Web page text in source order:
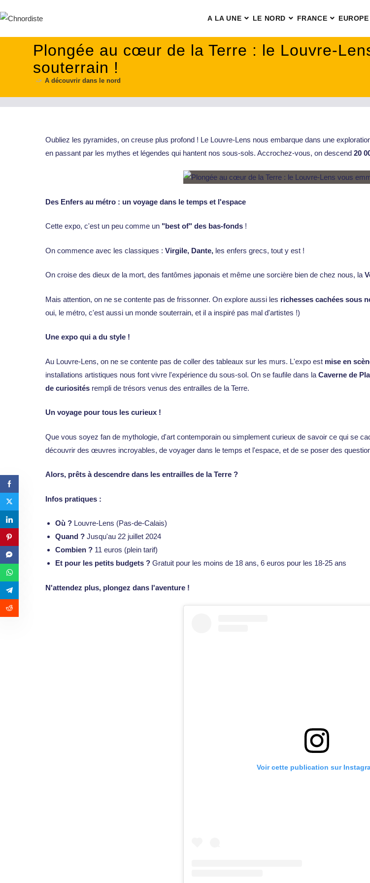
principal
A LA UNE LE NORD FRANCE EUROPE
Plongée au cœur de la Terre : le Louvre-
souterrain !
-> A découvrir dans le nord
Oubliez les pyramides, on creuse plus profond ! Le Louvre-Lens nous embarque dans une
en passant par les mythes et légendes qui hantent nos sous-sols. Accrochez-vous, on descend 20
Des Enfers au métro : un voyage dans le temps et l'espace
Cette expo, c'est un peu comme un "best of" des bas-fonds !
On commence avec les classiques : Virgile, Dante, les enfers grecs, tout y est !
On croise des dieux de la mort, des fantômes japonais et même une sorcière bien de chez nous, la
Mais attention, on ne se contente pas de frissonner. On explore aussi les richesses cachées sous
oui, le métro, c'est aussi un monde souterrain, et il a inspiré pas mal d'artistes !)
Une expo qui a du style !
Au Louvre-Lens, on ne se contente pas de coller des tableaux sur les murs. L'expo est mise en
installations artistiques nous font vivre l'expérience du sous-sol. On se faufile dans la Caverne de
de curiosités rempli de trésors venus des entrailles de la Terre.
Un voyage pour tous les curieux !
Que vous soyez fan de mythologie, d'art contemporain ou simplement curieux de savoir ce qui se
découvrir des œuvres incroyables, de voyager dans le temps et l'espace, et de se poser des
Alors, prêts à descendre dans les entrailles de la Terre ?
Infos pratiques :
Où ? Louvre-Lens (Pas-de-Calais)
Quand ? Jusqu'au 22 juillet 2024
Combien ? 11 euros (plein tarif)
Et pour les petits budgets ? Gratuit pour les moins de 18 ans, 6 euros pour les 18-25 ans
N'attendez plus, plongez dans l'aventure !
Voir cette publication sur